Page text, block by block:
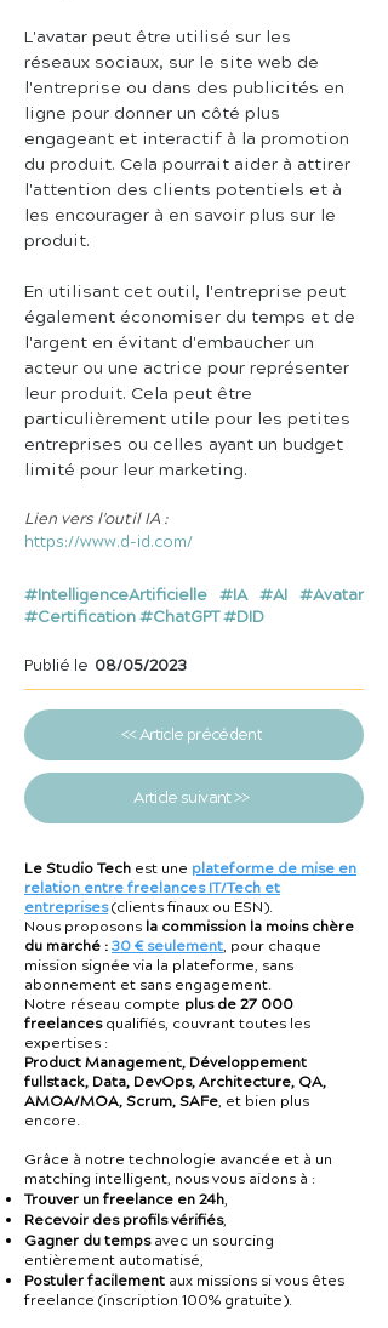
L'avatar peut être utilisé sur les
réseaux sociaux, sur le site web de
l'entreprise ou dans des publicités en
ligne pour donner un côté plus
engageant et interactif à la promotion
du produit. Cela pourrait aider à attirer
l'attention des clients potentiels et à
les encourager à en savoir plus sur le
produit.
En utilisant cet outil, l'entreprise peut
également économiser du temps et de
l'argent en évitant d'embaucher un
acteur ou une actrice pour représenter
leur produit. Cela peut être
particulièrement utile pour les petites
entreprises ou celles ayant un budget
limité pour leur marketing.
Lien vers l'outil IA :
https://www.d-id.com/
#IntelligenceArtificielle #IA #AI #Avatar
#Certification #ChatGPT #DID
Publié le 08/05/2023
<< Article précédent
Article suivant >>
Le Studio Tech est une plateforme de mise en
relation entre freelances IT/Tech et
entreprises(clients finaux ou ESN).
Nous proposons la commission la moins chère
du marché :30 € seulement, pour chaque
mission signée via la plateforme, sans
abonnement et sans engagement.
Notre réseau compte plus de 27 000
freelancesqualifiés, couvrant toutes les
expertises :
Product Management, Développement
fullstack, Data, DevOps, Architecture, QA,
AMOA/MOA, Scrum, SAFe, et bien plus
encore.
Grâce à notre technologie avancée et à un
matching intelligent, nous vous aidons à :
Trouver un freelance en 24h,
Recevoir des profils vérifiés,
Gagner du tempsavec un sourcing
entièrement automatisé,
Postuler facilement aux missions si vous êtes
freelance (inscription 100% gratuite).